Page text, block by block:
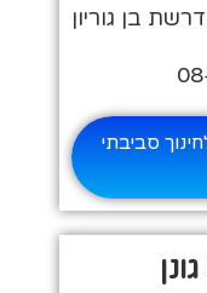
בן גוריון
סביבתי